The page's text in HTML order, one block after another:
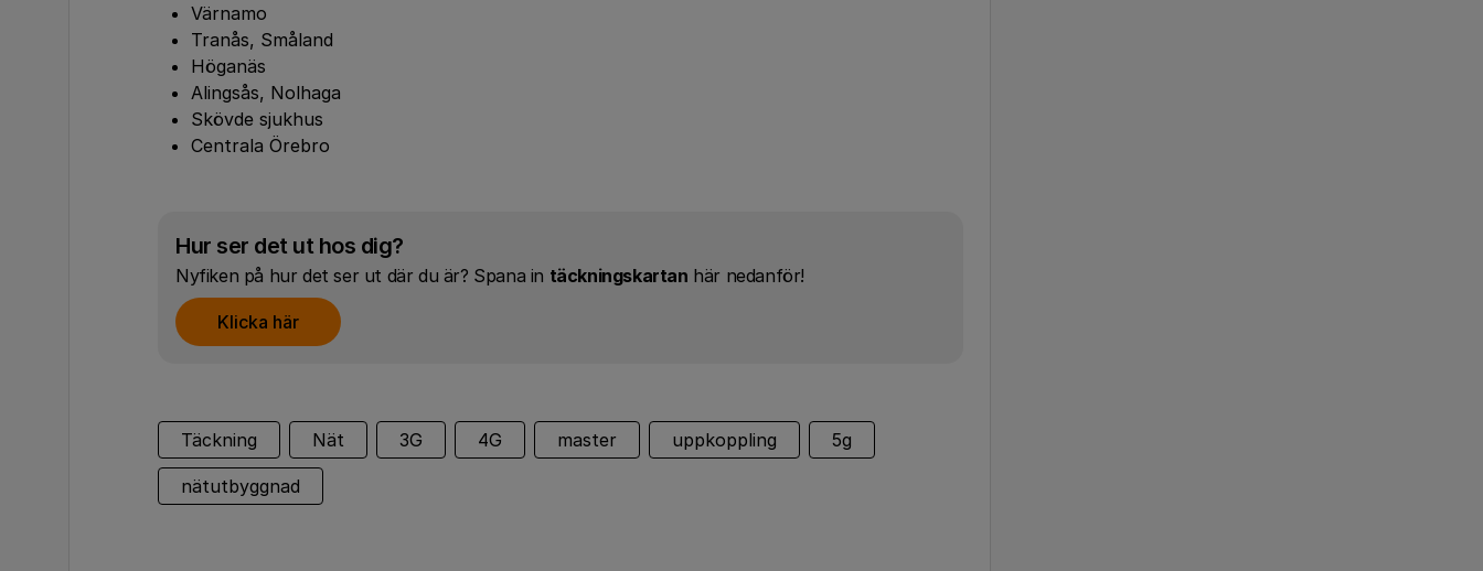
Värnamo
Tranås, Småland
Höganäs
Alingsås, Nolhaga
Skövde sjukhus
Centrala Örebro
Hur ser det ut hos dig?
Nyfiken på hur det ser ut där du är? Spana in täckningskartan här nedanför!
Klicka här
Täckning Nät 3G 4G master uppkoppling 5g
nätutbyggnad